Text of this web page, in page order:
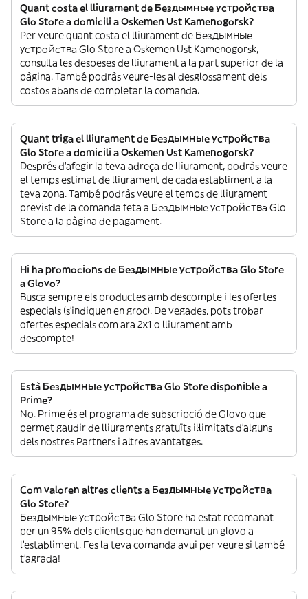
Quant costa el lliurament de Бездымные устройства
Glo Store a domicili a Oskemen Ust Kamenogorsk?
Per veure quant costa el lliurament de Бездымные
устройства Glo Store a Oskemen Ust Kamenogorsk,
consulta les despeses de lliurament a la part superior de la
pàgina. També podràs veure-les al desglossament dels
costos abans de completar la comanda.
Quant triga el lliurament de Бездымные устройства
Glo Store a domicili a Oskemen Ust Kamenogorsk?
Després d’afegir la teva adreça de lliurament, podràs veure
el temps estimat de lliurament de cada establiment a la
teva zona. També podràs veure el temps de lliurament
previst de la comanda feta a Бездымные устройства Glo
Store a la pàgina de pagament.
Hi ha promocions de Бездымные устройства Glo Store
a Glovo?
Busca sempre els productes amb descompte i les ofertes
especials (s’indiquen en groc). De vegades, pots trobar
ofertes especials com ara 2x1 o lliurament amb
descompte!
Està Бездымные устройства Glo Store disponible a
Prime?
No. Prime és el programa de subscripció de Glovo que
permet gaudir de lliuraments gratuïts il·limitats d’alguns
dels nostres Partners i altres avantatges.
Com valoren altres clients a Бездымные устройства
Glo Store?
Бездымные устройства Glo Store ha estat recomanat
per un 95% dels clients que han demanat un glovo a
l’establiment. Fes la teva comanda avui per veure si també
t’agrada!